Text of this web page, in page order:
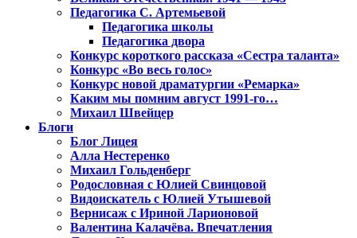
Педагогика С. Артемьевой
Педагогика школы
Педагогика двора
Конкурс короткого рассказа «Сестра таланта»
Конкурс «Во весь голос»
Конкурс новой драматургии «Ремарка»
Каким мы помним август 1991-го…
Михаил Швейцер
Блоги
Блог Лицея
Алла Нестеренко
Михаил Гольденберг
Родословная с Юлией Свинцовой
Видоискатель с Юлией Утышевой
Вернисаж с Ириной Ларионовой
Валентина Калачёва. Впечатления